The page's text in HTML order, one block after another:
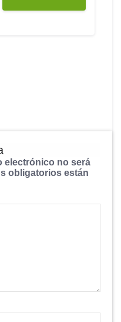
electrónico no será
obligatorios están